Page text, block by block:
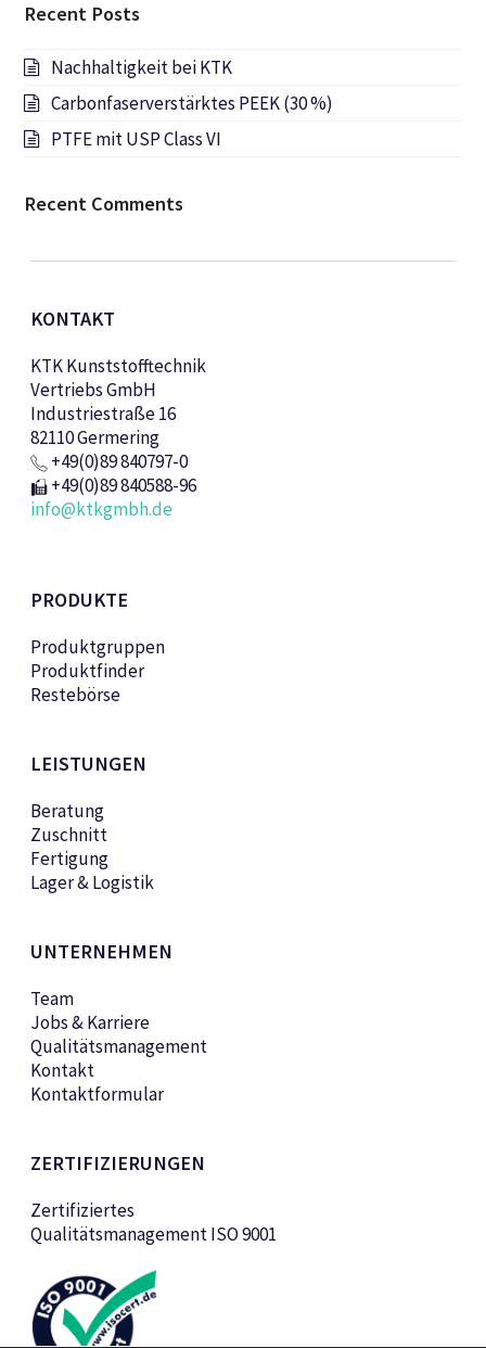
oder
Recent Posts
Nachhaltigkeit bei KTK
Carbonfaserverstärktes PEEK (30 %)
PTFE mit USP Class VI
Recent Comments
KONTAKT
KTK Kunststofftechnik
Vertriebs GmbH
Industriestraße 16
82110 Germering
+49(0)89 840797-0
+49(0)89 840588-96
info@ktkgmbh.de
PRODUKTE
Produktgruppen
Produktfinder
Restebörse
LEISTUNGEN
Beratung
Zuschnitt
Fertigung
Lager & Logistik
UNTERNEHMEN
Team
Jobs & Karriere
Qualitätsmanagement
Kontakt
Kontaktformular
ZERTIFIZIERUNGEN
Zertifiziertes
Qualitätsmanagement ISO 9001